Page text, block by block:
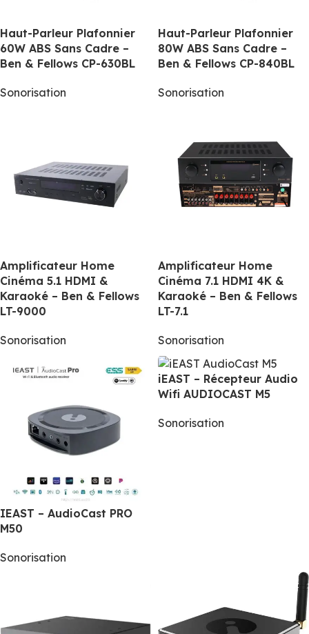
Haut-Parleur Plafonnier
60W ABS Sans Cadre –
Ben & Fellows CP-630BL
Sonorisation
Haut-Parleur Plafonnier
80W ABS Sans Cadre –
Ben & Fellows CP-840BL
Sonorisation
Amplificateur Home
Cinéma 5.1 HDMI &
Karaoké – Ben & Fellows
LT-9000
Sonorisation
Amplificateur Home
Cinéma 7.1 HDMI 4K &
Karaoké – Ben & Fellows
LT-7.1
Sonorisation
IEAST – AudioCast PRO
M50
Sonorisation
iEAST – Récepteur Audio
Wifi AUDIOCAST M5
Sonorisation